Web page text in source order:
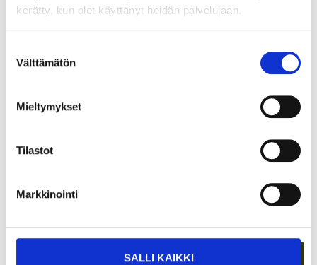
kerätty, kun olet käyttänyt heidän palvelujaan.
valinta
Välttämätön
Mieltymykset
Tilastot
Markkinointi
SALLI KAIKKI
RISTKARI